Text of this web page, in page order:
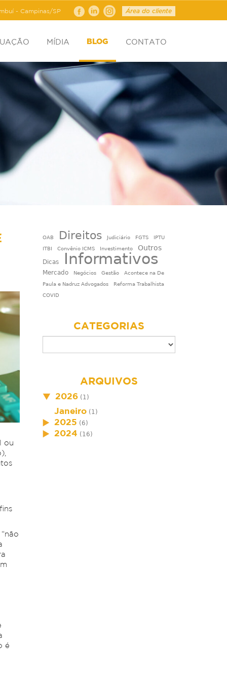
- Campinas/SP Área do cliente
MÍDIA BLOG CONTATO
ou
é
OAB Direitos Judiciário FGTS
IPTU
ITBI
Convênio ICMS Investimento Outros
Dicas Informativos
Mercado Negócios Gestão
Acontece na De
Paula e Nadruz Advogados
Reforma Trabalhista
COVID
CATEGORIAS
ARQUIVOS
2026(1)
Janeiro(1)
2025 (6)
2024 (16)